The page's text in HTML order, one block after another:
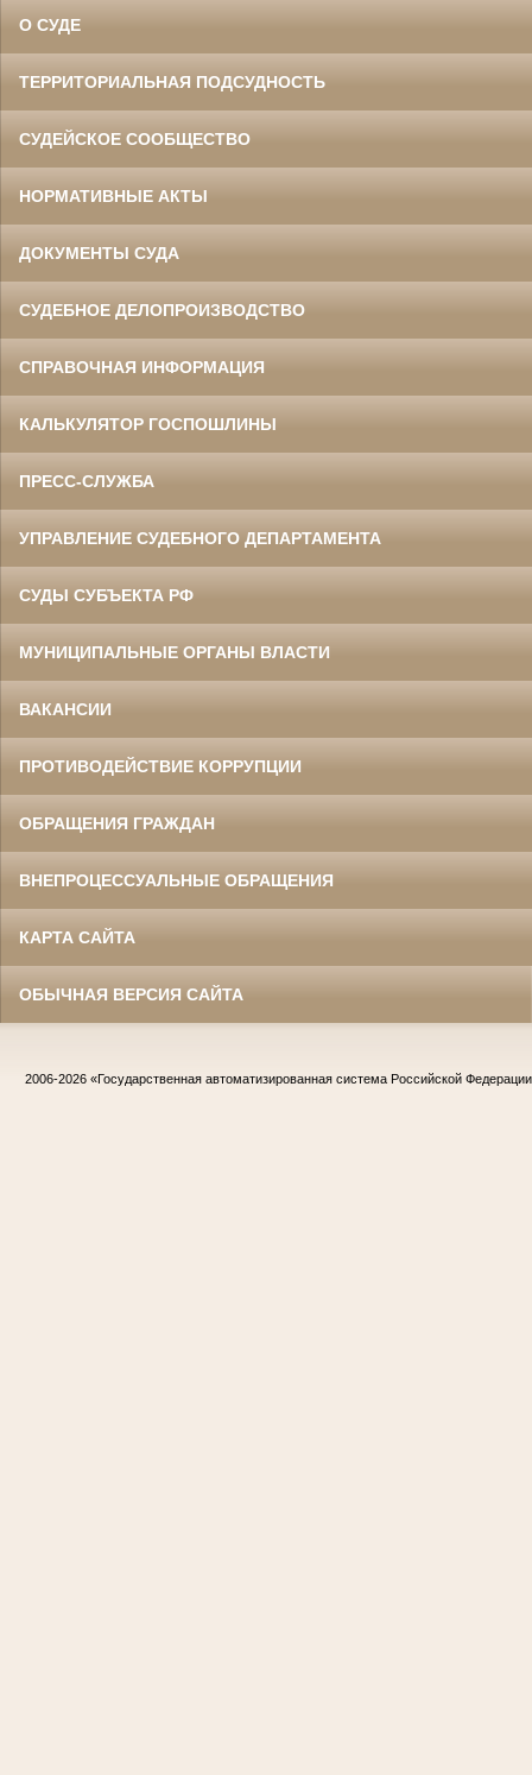
О СУДЕ
ТЕРРИТОРИАЛЬНАЯ ПОДСУДНОСТЬ
СУДЕЙСКОЕ СООБЩЕСТВО
НОРМАТИВНЫЕ АКТЫ
ДОКУМЕНТЫ СУДА
СУДЕБНОЕ ДЕЛОПРОИЗВОДСТВО
СПРАВОЧНАЯ ИНФОРМАЦИЯ
КАЛЬКУЛЯТОР ГОСПОШЛИНЫ
ПРЕСС-СЛУЖБА
УПРАВЛЕНИЕ СУДЕБНОГО ДЕПАРТАМЕНТА
СУДЫ СУБЪЕКТА РФ
МУНИЦИПАЛЬНЫЕ ОРГАНЫ ВЛАСТИ
ВАКАНСИИ
ПРОТИВОДЕЙСТВИЕ КОРРУПЦИИ
ОБРАЩЕНИЯ ГРАЖДАН
ВНЕПРОЦЕССУАЛЬНЫЕ ОБРАЩЕНИЯ
КАРТА САЙТА
ОБЫЧНАЯ ВЕРСИЯ САЙТА
2006-2026 «Государственная автоматизированная система Российской